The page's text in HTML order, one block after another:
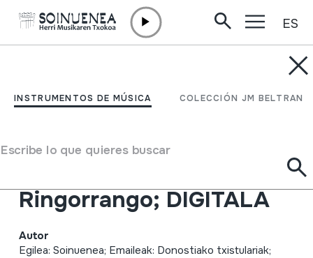
INSTRUMENTOS DE MÚSICA COLECCIÓN JM BELTRAN
Escribe lo que quieres buscar
ES
2014-12-27; HM Neguko
Musikaren Txokoa;
Ringorrango; DIGITALA
Autor
Egilea: Soinuenea; Emaileak: Donostiako txistulariak;